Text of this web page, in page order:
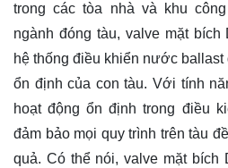
trong các tòa nhà và khu
ngành đóng tàu, valve mặt
hệ thống điều khiển nước
ổn định của con tàu. Với tính
hoạt động ổn định trong điều
đảm bảo mọi quy trình trên tàu
quả. Có thể nói, valve mặt bích